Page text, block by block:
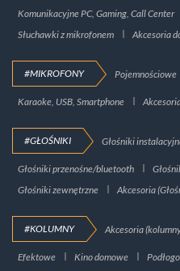
Komunikacyjne PC, Gaming, Call Center
Słuchawki z mikrofonem
Akcesoria
#MIKROFONY Pojemnościowe
Karaoke, USB, Smartphone
#GŁOŚNIKI Głośniki
Głośniki przenośne/bluetooth
Głośniki zewnętrzne
Akcesoria
#KOLUMNY Akcesoria
Efektowe Kino domowe